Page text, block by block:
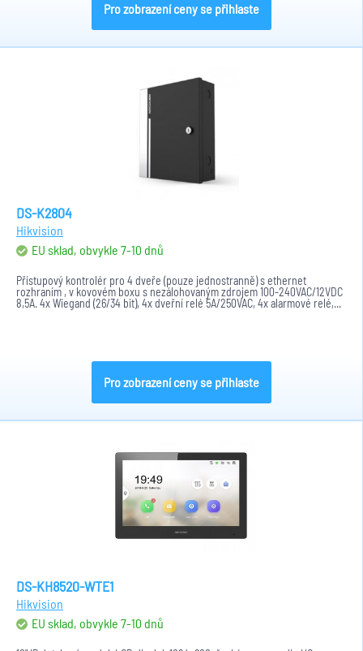
Pro zobrazení ceny se přihlaste
DS-K2804
Hikvision
EU sklad, obvykle 7-10 dnů
Přístupový kontrolér pro 4 dveře (pouze jednostranně) s ethernet
rozhraním , v kovovém boxu s nezálohovaným zdrojem 100-240VAC/12VDC
8,5A. 4x Wiegand (26/34 bit), 4x dveřní relé 5A/250VAC, 4x alarmové relé,...
Pro zobrazení ceny se přihlaste
DS-KH8520-WTE1
Hikvision
EU sklad, obvykle 7-10 dnů